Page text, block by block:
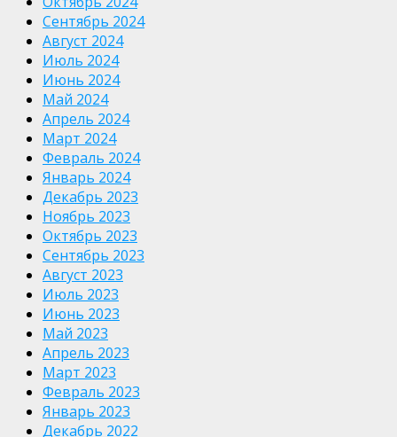
Сентябрь 2024
Август 2024
Июль 2024
Июнь 2024
Май 2024
Апрель 2024
Март 2024
Февраль 2024
Январь 2024
Декабрь 2023
Ноябрь 2023
Октябрь 2023
Сентябрь 2023
Август 2023
Июль 2023
Июнь 2023
Май 2023
Апрель 2023
Март 2023
Февраль 2023
Январь 2023
Декабрь 2022